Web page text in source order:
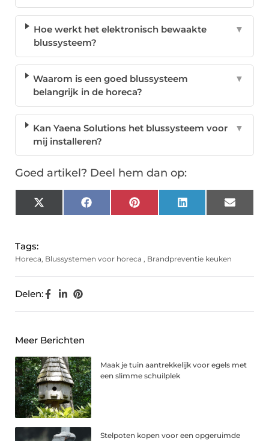
Hoe werkt het elektronisch bewaakte
blussysteem?
▼
Waarom is een goed blussysteem
belangrijk in de horeca?
▼
Kan Yaena Solutions het blussysteem voor
mij installeren?
▼
Goed artikel? Deel hem dan op:
X
(Twitter)
FacebookPinterest LinkedIn Email
Tags:
Horeca, Blussystemen voor horeca , Brandpreventie keuken
Delen:
Meer Berichten
Maak je tuin aantrekkelijk voor egels met
een slimme schuilplek
Stelpoten kopen voor een opgeruimde